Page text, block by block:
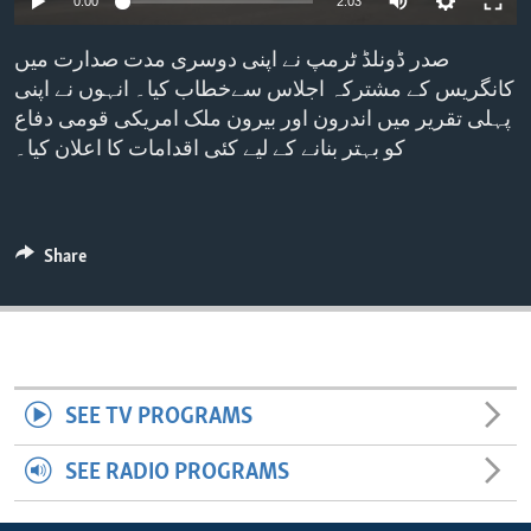
ENVIRONMENT AND HEALTH
IDEALS AND INSTITUTIONS
Auto 240p 360p 480p
360p
480p
صدر ڈونلڈ ٹرمپ نے اپنی دوسری مدت صدارت میں
کانگریس کے مشترکہ اجلاس سےخطاب کیا۔ انہوں نے اپنی
پہلی تقریر میں اندرون اور بیرون ملک امریکی قومی دفاع
کو بہتر بنانے کے لیے کئی اقدامات کا اعلان کیا۔
Share
SEE TV PROGRAMS
SEE RADIO PROGRAMS